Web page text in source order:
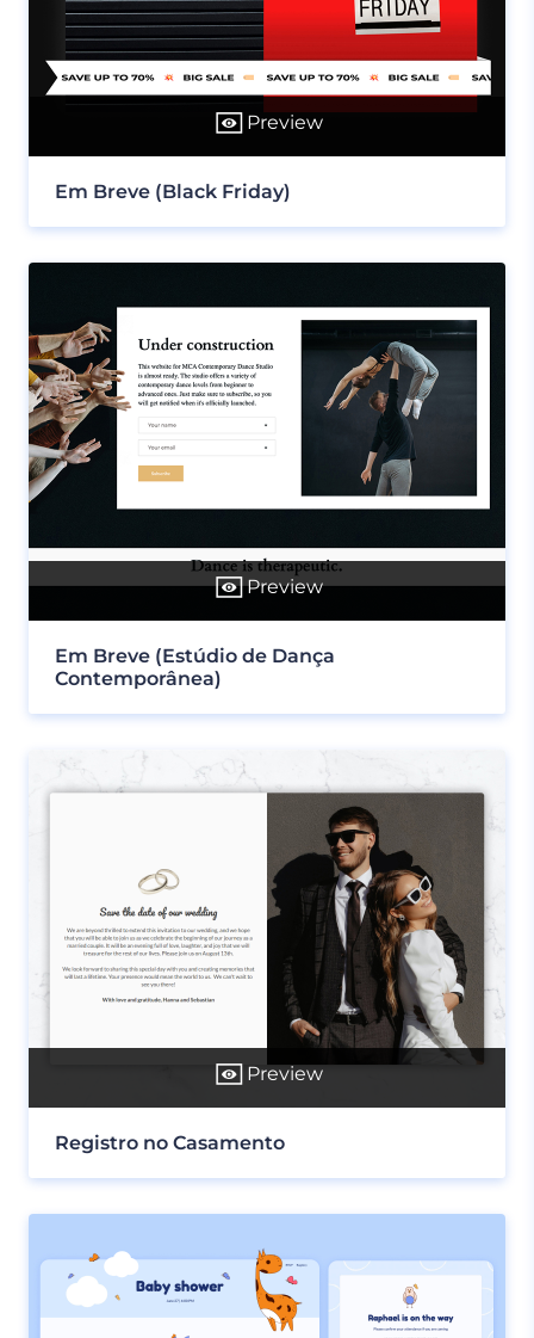
Preview
Em Breve (Black Friday)
Preview
Em Breve (Estúdio de Dança
Contemporânea)
Preview
Registro no Casamento